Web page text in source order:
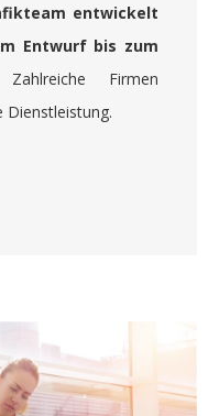
entwickelt
Entwurf bis zum
Firmen
Dienstleistung.